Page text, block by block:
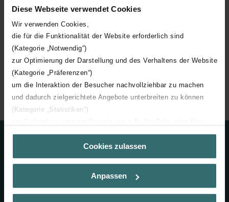
Diese Webseite verwendet Cookies
Wir verwenden Cookies,
die für die Funktionalität der Website erforderlich sind
(Kategorie „Notwendig“)
zur Optimierung der Darstellung und des Verhaltens der Website
(Kategorie „Präferenzen“)
um die Interaktion der Besucher nachvollziehbar zu machen
und dadurch zielgerichtete Angebote unterbreiten zu können
(Kategorie „Statistiken“)
(Kategorie „Marketing“)
Über „Details zeigen“ bzw. die Datenschutzerklärung erhalten
Sie weitere Informationen. Durch die Auswahl der Kategorie
der Auswahl von „Statistiken“ willigen Sie ein, dass wir Ihren
Besuchsverlauf auf unserer Website verwenden, um Ihnen die
Cookies zulassen
Anpassen
Home Service & Kennis
Partner for life
Partner for Life - Aanmelden
Neem contact met ons op
+32 (0) 15 28 05 10